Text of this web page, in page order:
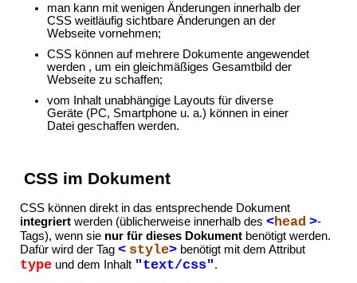
man kann mit wenigen Änderungen innerhalb der
CSS weitläufig sichtbare Änderungen an der
Webseite vornehmen;
CSS können auf mehrere Dokumente angewendet
werden , um ein gleichmäßiges Gesamtbild der
Webseite zu schaffen;
vom Inhalt unabhängige Layouts für diverse
Geräte (PC, Smartphone u. a.) können in einer
Datei geschaffen werden.
CSS im Dokument
CSS können direkt in das entsprechende Dokument
integriert werden (üblicherweise innerhalb des <head >-
Tags), wenn sie nur für dieses Dokument benötigt werden.
Dafür wird der Tag < style> benötigt mit dem Attribut
type und dem Inhalt "text/css".